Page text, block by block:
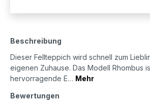
Beschreibung
Dieser Fellteppich wird schnell zum
eigenen Zuhause. Das Modell Rhombus
hervorragende E… Mehr
Bewertungen